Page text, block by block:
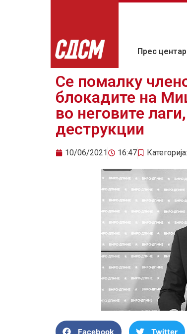
Прес центар
Се помалку
блокадите на
во неговите
деструкции
10/06/2021 16:47 Категорија:
Facebook Twitter